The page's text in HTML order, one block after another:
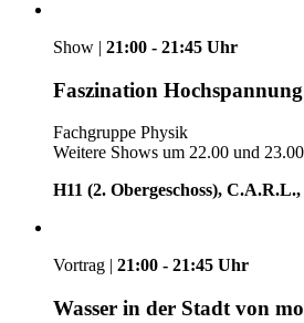
Show | 21:00 - 21:45 Uhr
Faszination Hochspannung
Fachgruppe Physik
Weitere Shows um 22.00 und
H11 (2. Obergeschoss),
Vortrag | 21:00 - 21:45 Uhr
Wasser in der Stadt von